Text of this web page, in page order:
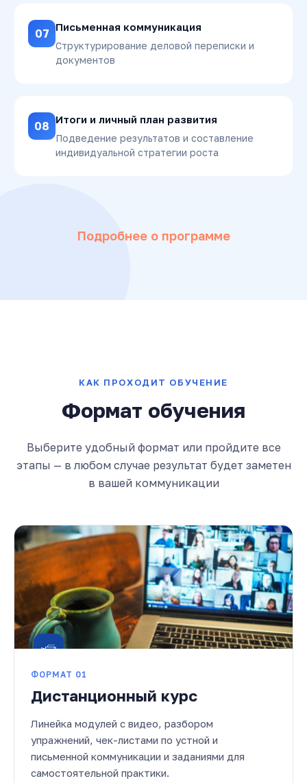
07 Письменная коммуникация
Структурирование деловой переписки и
документов
08 Итоги и личный план развития
Подведение результатов и составление
индивидуальной стратегии роста
Подробнее о программе
КАК ПРОХОДИТ ОБУЧЕНИЕ
Формат обучения
Выберите удобный формат или пройдите все
этапы — в любом случае результат будет заметен
в вашей коммуникации
ФОРМАТ 01
Дистанционный курс
Линейка модулей с видео, разбором
упражнений, чек-листами по устной и
письменной коммуникации и заданиями для
самостоятельной практики.